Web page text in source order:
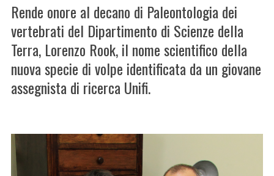
Rende onore al decano di Paleontologia dei
vertebrati del Dipartimento di Scienze della
Terra, Lorenzo Rook, il nome scientifico della
nuova specie di volpe identificata da un giovane
assegnista di ricerca Unifi.